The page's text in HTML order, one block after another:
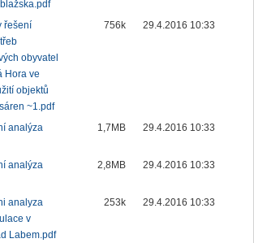
řešení
obyvatel
Hora ve
objektů
~1.pdf
756k 29.4.2016 10:33
analýza
1,7MB 29.4.2016 10:33
analýza
2,8MB 29.4.2016 10:33
analyza
v
Labem.pdf
253k 29.4.2016 10:33